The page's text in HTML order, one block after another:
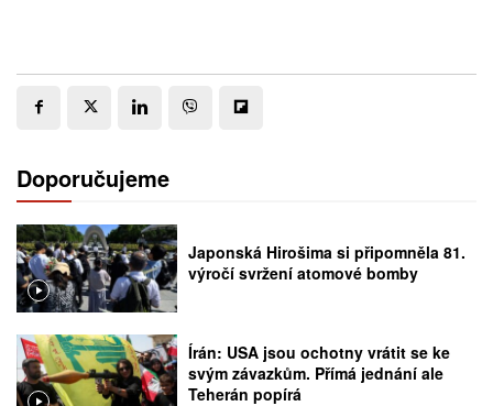
Doporučujeme
Japonská Hirošima si připomněla 81.
výročí svržení atomové bomby
Írán: USA jsou ochotny vrátit se ke
svým závazkům. Přímá jednání ale
Teherán popírá